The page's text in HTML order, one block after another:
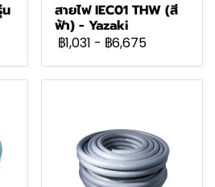
สายไฟ IEC01 THW (สี
ฟ้า) - Yazaki
฿1,031 - ฿6,675